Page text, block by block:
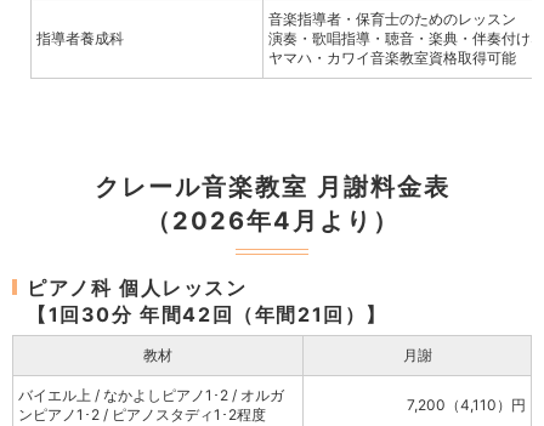
指導者養成科
音楽指導者・保育士のためのレッスン
演奏・歌唱指導・聴音・楽典・伴奏付け
ヤマハ・カワイ音楽教室資格取得可能
クレール音楽教室 月謝料金表
（2026年4月より）
ピアノ科 個人レッスン
【1回30分 年間42回（年間21回）】
教材 月謝
バイエル上 / なかよしピアノ1･2 / オルガ
ンピアノ1･2 / ピアノスタディ1･2程度
7,200（4,110）円